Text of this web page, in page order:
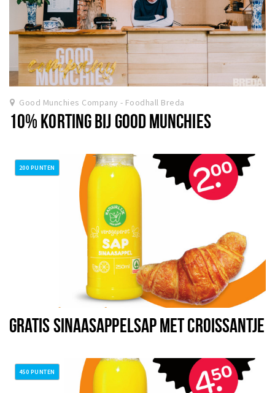
Good Munchies Company - Foodhall Breda
10% KORTING BIJ GOOD MUNCHIES
200 PUNTEN
GRATIS SINAASAPPELSAP MET CROISSANTJE
450 PUNTEN